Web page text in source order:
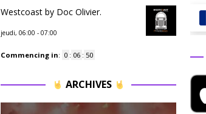
Westcoast by Doc Olivier.
jeudi, 06:00 - 07:00
Commencing in: 0 : 06 : 48
ARCHIVES